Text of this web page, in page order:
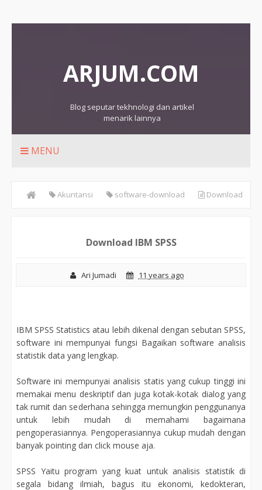
ARJUM.COM
Blog seputar tekhnologi dan artikel
menarik lainnya
MENU
Akuntansi software-download Download
Download IBM SPSS
Ari Jumadi 11 years ago
IBM SPSS Statistics atau lebih dikenal dengan sebutan SPSS,
software ini mempunyai fungsi Bagaikan software analisis
statistik data yang lengkap.
Software ini mempunyai analisis statis yang cukup tinggi ini
memakai menu deskriptif dan juga kotak-kotak dialog yang
tak rumit dan sederhana sehingga memungkin penggunanya
untuk lebih mudah di memahami bagaimana
pengoperasiannya. Pengoperasiannya cukup mudah dengan
banyak pointing dan click mouse aja.
SPSS Yaitu program yang kuat untuk analisis statistik di
segala bidang ilmiah, bagus itu ekonomi, kedokteran,